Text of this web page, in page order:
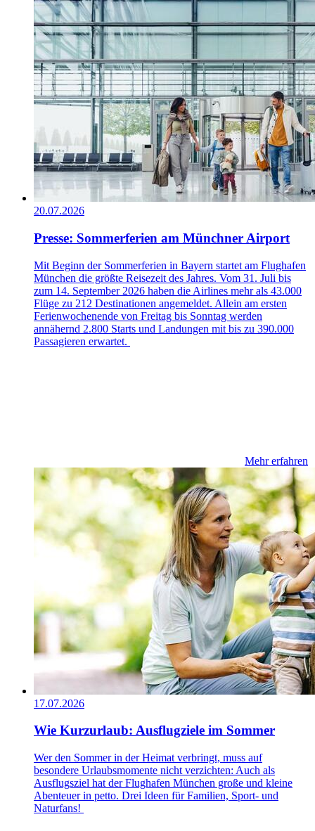
20.07.2026
Presse: Sommerferien am Münchner Airport
Mit Beginn der Sommerferien in Bayern startet am Flughafen
München die größte Reisezeit des Jahres. Vom 31. Juli bis
zum 14. September 2026 haben die Airlines mehr als 43.000
Flüge zu 212 Destinationen angemeldet. Allein am ersten
Ferienwochenende von Freitag bis Sonntag werden
annähernd 2.800 Starts und Landungen mit bis zu 390.000
Passagieren erwartet.
Mehr erfahren
17.07.2026
Wie Kurzurlaub: Ausflugziele im Sommer
Wer den Sommer in der Heimat verbringt, muss auf
besondere Urlaubsmomente nicht verzichten: Auch als
Ausflugsziel hat der Flughafen München große und kleine
Abenteuer in petto. Drei Ideen für Familien, Sport- und
Naturfans!